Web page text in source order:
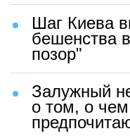
Шаг Киева
бешенства
позор"
Залужный
о том, о